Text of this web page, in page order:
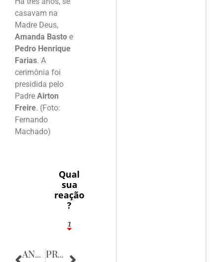
casavam na
Madre Deus,
Amanda Basto e
Pedro Henrique
Farias. A
cerimônia foi
presidida pelo
Padre Airton
Freire. (Foto:
Fernando
Machado)
Qual
sua
reação
?
1
7
ANTERIOR PRÓXIMA